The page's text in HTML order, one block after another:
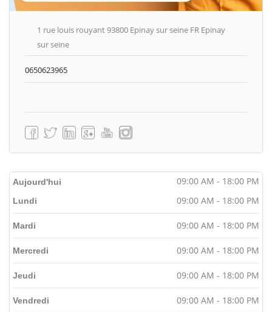
1 rue louis rouyant 93800 Epinay sur seine FR Epinay
sur seine
0650623965
Aujourd'hui 09:00 AM - 18:00 PM
Lundi 09:00 AM - 18:00 PM
Mardi 09:00 AM - 18:00 PM
Mercredi 09:00 AM - 18:00 PM
Jeudi 09:00 AM - 18:00 PM
Vendredi 09:00 AM - 18:00 PM